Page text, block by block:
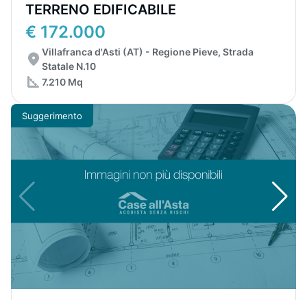
TERRENO EDIFICABILE
€ 172.000
Villafranca d'Asti (AT) - Regione Pieve, Strada
Statale N.10
7.210 Mq
Suggerimento